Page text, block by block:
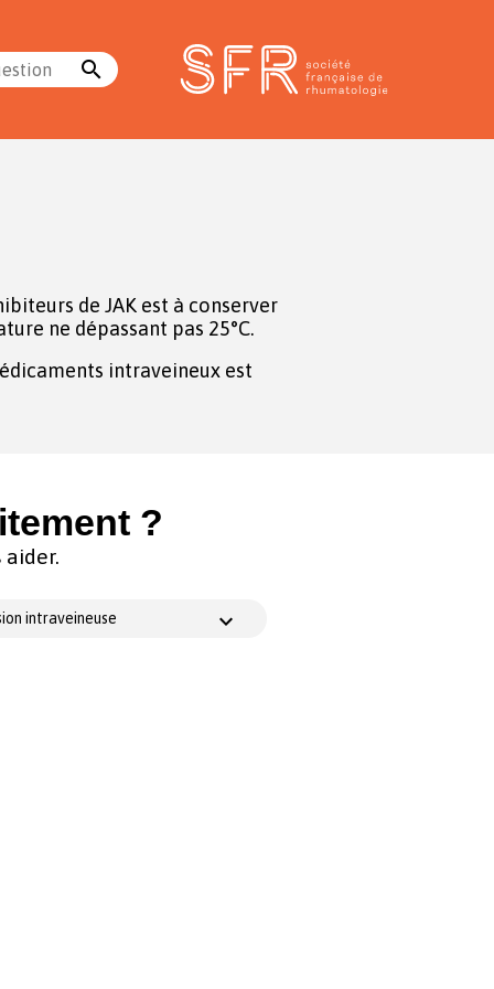
search
de JAK est à conserver
ne dépassant pas 25°C.
intraveineux est
?
intraveineuse